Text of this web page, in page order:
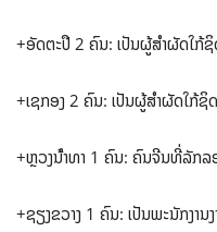
+ອັດຕະປື 2 ຄົນ: ເປັນຜູ້ສໍາຜັດໃກ້
+ເຊກອງ 2 ຄົນ: ເປັນຜູ້ສໍາຜັດໃກ້ຊິ
+ຫຼວງນ້ໍາທາ 1 ຄົນ: ຄົນຈີນທີ່ລັກລອ
+ຊຽງຂວາງ 1 ຄົນ: ເປັນພະນັກງານ